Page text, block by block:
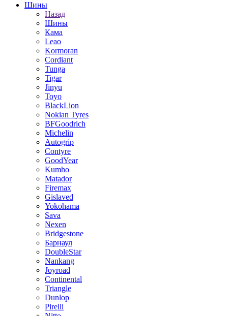
Шины
Назад
Шины
Кама
Leao
Kormoran
Cordiant
Tunga
Tigar
Jinyu
Toyo
BlackLion
Nokian Tyres
BFGoodrich
Michelin
Autogrip
Contyre
GoodYear
Kumho
Matador
Firemax
Gislaved
Yokohama
Sava
Nexen
Bridgestone
Барнаул
DoubleStar
Nankang
Joyroad
Continental
Triangle
Dunlop
Pirelli